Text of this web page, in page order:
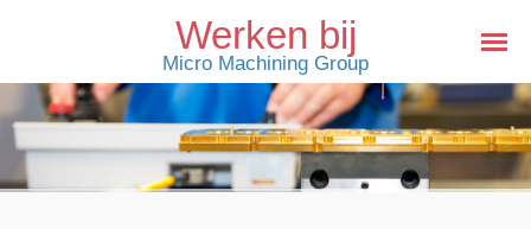
Werken bij
Micro Machining Group